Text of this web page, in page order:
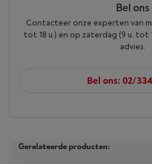
Bel ons
Contacteer onze experten van
tot 18 u.) en op zaterdag (9 u. tot
advies.
Bel ons: 02/
Gerelateerde producten: